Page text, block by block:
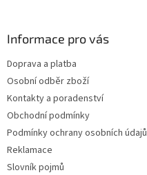
Informace pro vás
Doprava a platba
Osobní odběr zboží
Kontakty a poradenství
Obchodní podmínky
Podmínky ochrany osobních údajů
Reklamace
Slovník pojmů